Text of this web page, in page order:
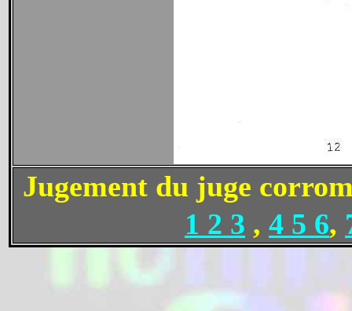
Jugement du juge
1 2 3 , 4 5 6,